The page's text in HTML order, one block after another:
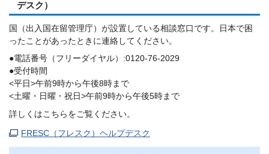
デスク）
国（出入国在留管理庁）が設置している相談窓口です。日本で困
ったことがあったときに連絡してください。
●電話番号（フリーダイヤル）:0120-76-2029
●受付時間
<平日>午前9時から午後8時まで
<土曜・日曜・祝日>午前9時から午後5時まで
詳しくはこちらをご覧ください。
FRESC（フレスク）ヘルプデスク